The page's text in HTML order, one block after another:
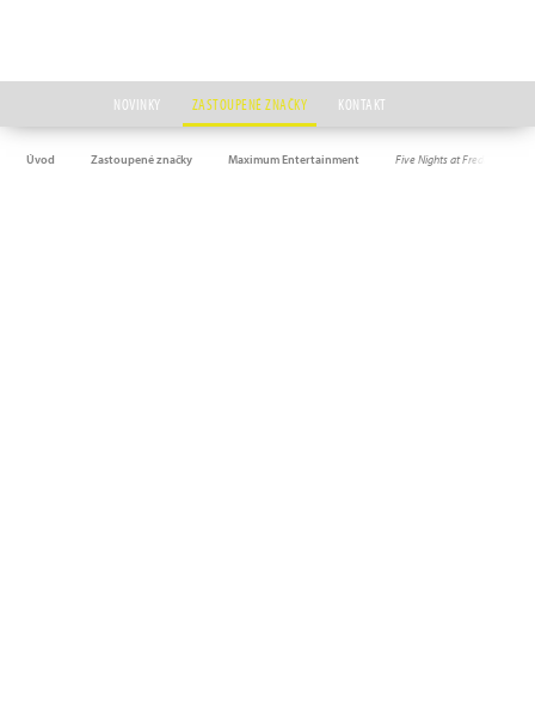
NOVINKY ZASTOUPENÉ ZNAČKY KONTAKT
Úvod Zastoupené značky Maximum Entertainment Five Nights at Freddy's: Core